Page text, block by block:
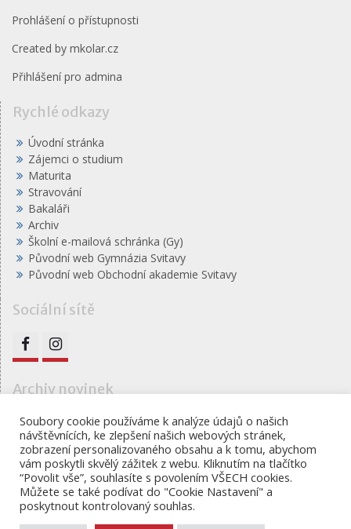
Prohlášení o přístupnosti
Created by mkolar.cz
Přihlášení pro admina
Rychlé odkazy
Úvodní stránka
Zájemci o studium
Maturita
Stravování
Bakaláři
Archiv
Školní e-mailová schránka (Gy)
Původní web Gymnázia Svitavy
Původní web Obchodní akademie Svitavy
Sociální sítě
FB IG
Archiv novinek
Archiv
novinek
Gymnázium, obchodní akademie a jazyková škola s
právem státní jazykové školy Svitavy
Soubory cookie používáme k analýze údajů o našich
návštěvnících, ke zlepšení našich webových stránek,
zobrazení personalizovaného obsahu a k tomu, abychom
vám poskytli skvělý zážitek z webu. Kliknutím na tlačítko
“Povolit vše”, souhlasíte s povolením VŠECH cookies.
Můžete se také podívat do "Cookie Nastavení" a
poskytnout kontrolovaný souhlas.